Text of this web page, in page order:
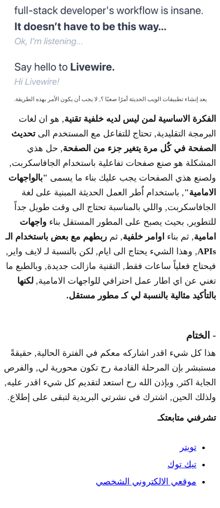
يعد إنشاء تطبيقات الويب الحديثة أمرًا صعبًا ؟, لا يجب أن يكون الأمر بهذه الطريقة.
الفكرة الاساسية لمن ليس لديه خلفية تقنية, هو ان لغات
البرمجة التقليدية, تحتاج للتفاعل مع المستخدم الىتحديث
الصفحة في كٌل مرة يتغير جزء من الصفحة, حل هذي
المشكلة هو صنع صفحات تفاعلية باستخدام الجافاسكربت,
ولصنع هذي الصفحات يجب عليك بناء ما يسمى "بالواجهات
الامامية", باستخدام اٌطر العمل الحديثة المبنية على لغة
الجافاسكربت, واللي بالمناسبة تحتاج الى وقت طويل جداً
للتطوير, بحيث يصبح على المطور المستقل بناء واجهات
امامية, ثم بناء اوامر خلفية, ثم ربطهم مع بعض باستخدام الـ
APIs, وهذا الشيء يحتاج الى ايام, لكن بالنسبة لـ لايف واير,
فيحتاج فعلياً ساعات فقط, التقنية مازالت جديدة, وبالطبع ما
تغني عن اي اطار عمل احترافي للواجهات الامامية, لكنها
بالتأكيد مثالية بالنسبة لي كـ مطور مستقل.
- الختام
هذا كل شيء اقدر اشاركه معكم في الفترة الحالية, حقيقةً
مستبشر بإن المرحلة القادمة رح تكون محورية لي, والفرص
الجاية اكثر, وبإذن الله رح استعد لتقديم كل شيء اقدر عليه,
ولذلك الحين, اشترك في نشرتي البريدية لتبقى على إطلاع.
تشرفني متابعتكـ
تويتر
تيك توك
موقعي الالكتروني الشخصي